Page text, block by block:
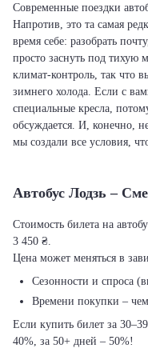
Современные поездки
Напротив, это та самая
время себе: разобрать
просто заснуть под тихую
климат-контроль, так что
зимнего холода. Если с
специальные кресла,
обсуждается. И, конечно,
мы создали все условия,
Автобус Лодзь –
Стоимость билета на
3 450 ₴.
Цена может меняться в
Сезонности и спроса
Времени покупки –
Если купить билет за
40%, за 50+ дней – 50%!